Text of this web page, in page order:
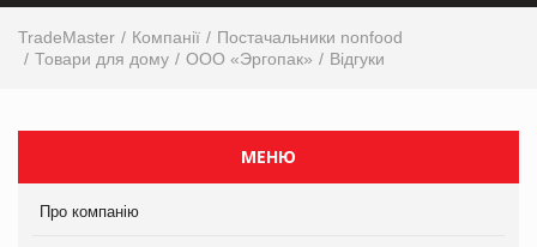
TradeMaster Компанії
Постачальники nonfood
Товари для дому
ООО «Эргопак» Відгуки
МЕНЮ
Про компанію